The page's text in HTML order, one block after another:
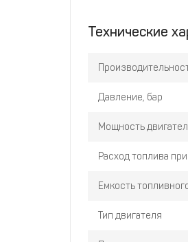
Большой
Зимний пакет в
Регулируемые по
Технические
Давление, бар
Мощность
Расход топлива
Емкость
Тип двигателя